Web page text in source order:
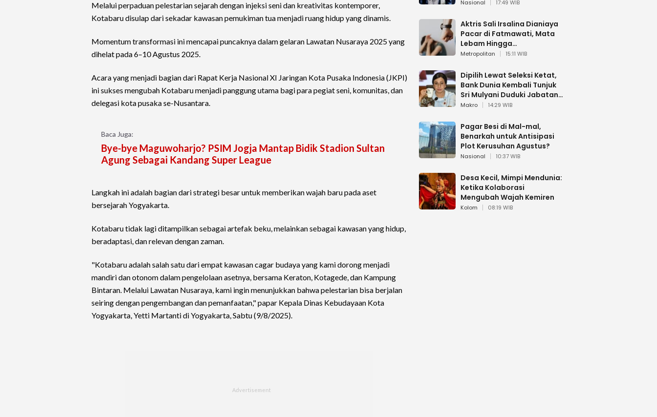
Melalui perpaduan pelestarian sejarah dengan injeksi seni dan kreativitas kontemporer,
Kotabaru disulap dari sekadar kawasan pemukiman tua menjadi ruang hidup yang dinamis.
Momentum transformasi ini mencapai puncaknya dalam gelaran Lawatan Nusaraya 2025 yang
dihelat pada 6–10 Agustus 2025.
Acara yang menjadi bagian dari Rapat Kerja Nasional XI Jaringan Kota Pusaka Indonesia (JKPI)
ini sukses mengubah Kotabaru menjadi panggung utama bagi para pegiat seni, komunitas, dan
delegasi kota pusaka se-Nusantara.
Baca Juga:
Bye-bye Maguwoharjo? PSIM Jogja Mantap Bidik Stadion Sultan
Agung Sebagai Kandang Super League
Langkah ini adalah bagian dari strategi besar untuk memberikan wajah baru pada aset
bersejarah Yogyakarta.
Kotabaru tidak lagi ditampilkan sebagai artefak beku, melainkan sebagai kawasan yang hidup,
beradaptasi, dan relevan dengan zaman.
"Kotabaru adalah salah satu dari empat kawasan cagar budaya yang kami dorong menjadi
mandiri dan otonom dalam pengelolaan asetnya, bersama Keraton, Kotagede, dan Kampung
Bintaran. Melalui Lawatan Nusaraya, kami ingin menunjukkan bahwa pelestarian bisa berjalan
seiring dengan pengembangan dan pemanfaatan," papar Kepala Dinas Kebudayaan Kota
Yogyakarta, Yetti Martanti di Yogyakarta, Sabtu (9/8/2025).
Wamenhan RI
Nasional 17:49 WIB
Aktris Sali Irsalina Dianiaya
Pacar di Fatmawati, Mata
Lebam Hingga
Diselamatkan Polantas
Metropolitan 15:11 WIB
Dipilih Lewat Seleksi Ketat,
Bank Dunia Kembali Tunjuk
Sri Mulyani Duduki Jabatan
Strategis
Makro 14:29 WIB
Pagar Besi di Mal-mal,
Benarkah untuk Antisipasi
Plot Kerusuhan Agustus?
Nasional 10:37 WIB
Desa Kecil, Mimpi Mendunia:
Ketika Kolaborasi
Mengubah Wajah Kemiren
Kolom 08:19 WIB